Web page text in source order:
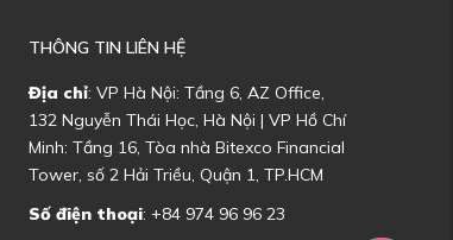
THÔNG TIN LIÊN HỆ
Địa chỉ: VP Hà Nội: Tầng 6, AZ Office,
132 Nguyễn Thái Học, Hà Nội | VP Hồ Chí
Minh: Tầng 16, Tòa nhà Bitexco Financial
Tower, số 2 Hải Triều, Quận 1, TP.HCM
Số điện thoại: +84 974 96 96 23